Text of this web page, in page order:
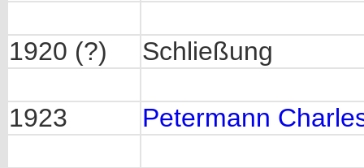
1920 (?) Schließung
1923 Petermann